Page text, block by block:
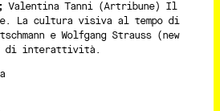
Valentina Tanni (Artribune) Il
La cultura visiva al tempo di
e Wolfgang Strauss (new
di interattività.